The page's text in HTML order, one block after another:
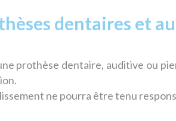
dentaires et
prothèse dentaire, auditive ou
ne pourra être tenu